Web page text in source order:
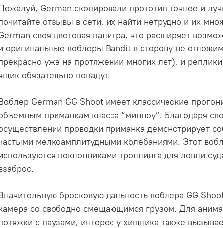
German скопировали прототип точнее и
отзывы в сети, их найти нетрудно и их
своя цветовая палитра, что расширяет
оригинальные воблеры Bandit в сторону не
уже на протяжении многих лет), и
обязательно попадут.
German GG Shoot имеет классические
приманкам класса “минноу”. Благодаря
проводки приманка демонстрирует
мелкоамплитудными колебаниями. Этот
поклонниками троллинга для ловли
бросковую дальность воблера GG
со свободно смещающимся грузом. Для
с паузами, интерес у хищника также